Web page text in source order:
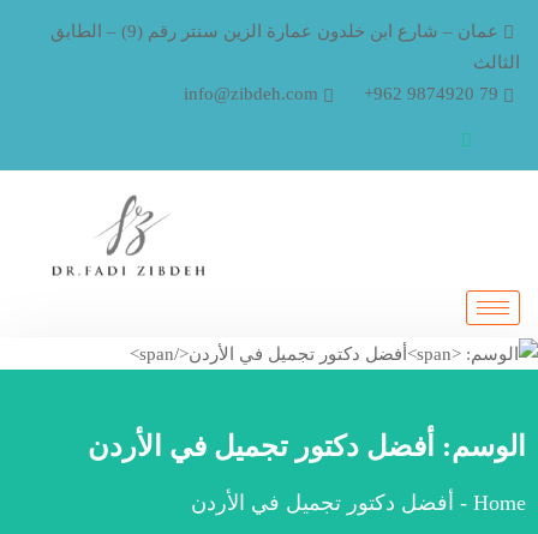
عمان – شارع ابن خلدون عمارة الزين سنتر رقم (9) – الطابق
الثالث
الوسم: أفضل دكتور تجميل في الأردن
Home
- أفضل دكتور تجميل في الأردن